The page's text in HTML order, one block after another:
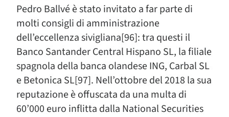
Pedro Ballvé è stato invitato a far parte di
molti consigli di amministrazione
dell’eccellenza sivigliana[96]: tra questi il
Banco Santander Central Hispano SL, la filiale
spagnola della banca olandese ING, Carbal SL
e Betonica SL[97]. Nell’ottobre del 2018 la sua
reputazione è offuscata da una multa di
60’000 euro inflitta dalla National Securities